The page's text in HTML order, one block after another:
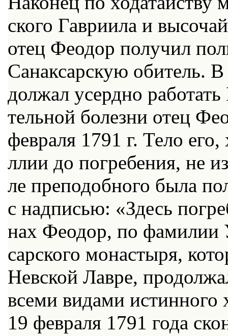
ско­го Гав­ри­и­ла и
отец Фе­о­дор по­лу­чил
Са­нак­сар­скую оби­тель.
дол­жал усерд­но
тель­ной бо­лез­ни отец
фев­ра­ля 1791 г. Те­ло
ллии до по­гре­бе­ния, не
ле пре­по­доб­но­го бы­ла
с над­пи­сью: «Здесь
нах Фе­о­дор, по фа­ми­лии
сар­ско­го мо­на­сты­ря,
Нев­ской Лав­ре,
все­ми ви­да­ми ис­тин­но­го
19 фев­ра­ля 1791 го­да